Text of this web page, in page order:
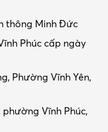
thông Minh Đức
Phúc cấp ngày
Phường Vĩnh Yên,
phường Vĩnh Phúc,